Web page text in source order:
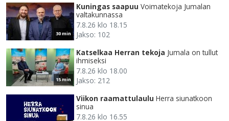
30 min
Kuningas saapuu Voimatekoja Jumalan
valtakunnassa
7.8.26 klo 18.15
Jakso: 102
15 min
Katselkaa Herran tekoja Jumala on tullut
ihmiseksi
7.8.26 klo 18.00
Jakso: 212
Viikon raamattulaulu Herra siunatkoon
sinua
7.8.26 klo 16.55